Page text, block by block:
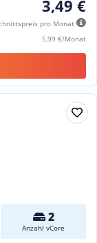
3,49 €
pro Monat
5,99 €/Monat
2
Anzahl vCore